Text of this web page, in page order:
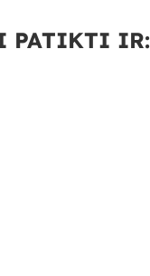
PATIKTI IR: